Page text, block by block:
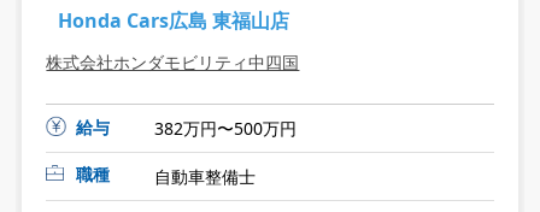
Honda Cars広島 東福山店
株式会社ホンダモビリティ中四国
給与
382万円〜500万円
職種
自動車整備士